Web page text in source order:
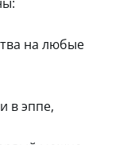
на любые
в эппе,